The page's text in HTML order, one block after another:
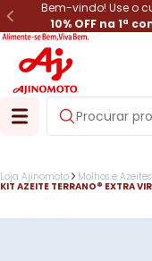
Bem-vindo! Use o
10% OFF na 1ª
Loja Ajinomoto Molhos e Azeites
KIT AZEITE TERRANO® EXTRA